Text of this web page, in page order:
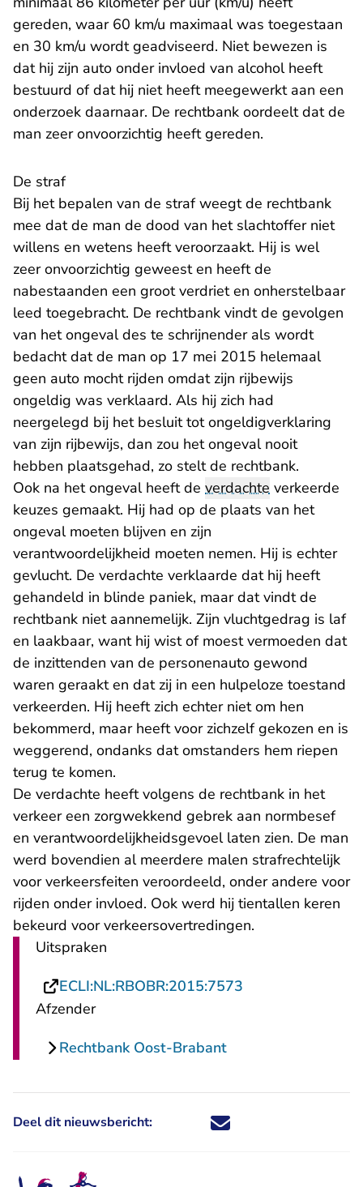
gereden, waar 60 km/u maximaal was toegestaan
en 30 km/u wordt geadviseerd. Niet bewezen is
dat hij zijn auto onder invloed van alcohol heeft
bestuurd of dat hij niet heeft meegewerkt aan een
onderzoek daarnaar. De rechtbank oordeelt dat de
man zeer onvoorzichtig heeft gereden.
De straf
Bij het bepalen van de straf weegt de rechtbank
mee dat de man de dood van het slachtoffer niet
willens en wetens heeft veroorzaakt. Hij is wel
zeer onvoorzichtig geweest en heeft de
nabestaanden een groot verdriet en onherstelbaar
leed toegebracht. De rechtbank vindt de gevolgen
van het ongeval des te schrijnender als wordt
bedacht dat de man op 17 mei 2015 helemaal
geen auto mocht rijden omdat zijn rijbewijs
ongeldig was verklaard. Als hij zich had
neergelegd bij het besluit tot ongeldigverklaring
van zijn rijbewijs, dan zou het ongeval nooit
hebben plaatsgehad, zo stelt de rechtbank.
Ook na het ongeval heeft de verdachte verkeerde
keuzes gemaakt. Hij had op de plaats van het
ongeval moeten blijven en zijn
verantwoordelijkheid moeten nemen. Hij is echter
gevlucht. De verdachte verklaarde dat hij heeft
gehandeld in blinde paniek, maar dat vindt de
rechtbank niet aannemelijk. Zijn vluchtgedrag is laf
en laakbaar, want hij wist of moest vermoeden dat
de inzittenden van de personenauto gewond
waren geraakt en dat zij in een hulpeloze toestand
verkeerden. Hij heeft zich echter niet om hen
bekommerd, maar heeft voor zichzelf gekozen en is
weggerend, ondanks dat omstanders hem riepen
terug te komen.
De verdachte heeft volgens de rechtbank in het
verkeer een zorgwekkend gebrek aan normbesef
en verantwoordelijkheidsgevoel laten zien. De man
werd bovendien al meerdere malen strafrechtelijk
voor verkeersfeiten veroordeeld, onder andere voor
rijden onder invloed. Ook werd hij tientallen keren
bekeurd voor verkeersovertredingen.
Uitspraken
ECLI:NL:RBOBR:2015:7573
Afzender
Rechtbank Oost-Brabant
Deel dit nieuwsbericht: Deel dit nieuwsbericht via X -
Deel dit nieuwsbericht via
Deel dit nieuwsbericht
Deel dit